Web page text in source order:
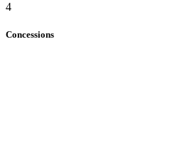
4
Concessions